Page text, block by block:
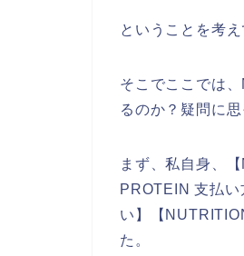
ということを考
そこでここでは
るのか？疑問に
まず、私自身、
PROTEIN 支払
い】【
た。